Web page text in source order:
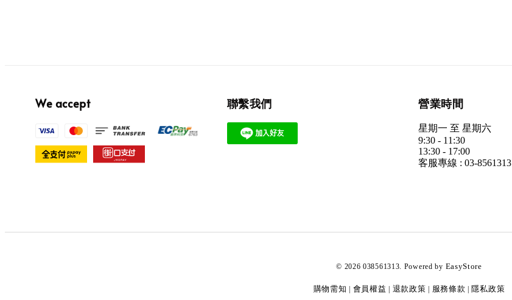
We accept 聯繫我們 營業時間
星期一 至 星期六
9:30 - 11:30
13:30 - 17:00
客服專線 : 03-8561313
© 2026 038561313. Powered by EasyStore
購物需知 會員權益 退款政策 服務條款 隱私政策